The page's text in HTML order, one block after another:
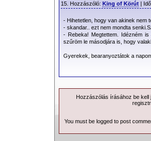
15. Hozzászóló: King of Körút |
- Hihetetlen, hogy van akinek nem
- skandar.. ezt nem mondta
- Rebeka! Megtettem. Idézném
szűröm le másodjára is, hogy
Gyerekek, bearanyoztátok a
Hozzászólás írásához be kell
You must be logged to post